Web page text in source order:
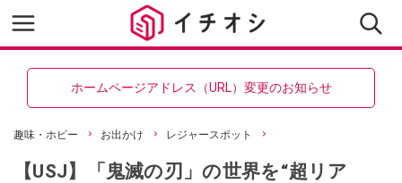
ホームページアドレス（URL）変更のお知らせ
趣味・ホビー お出かけ レジャースポット
【USJ】「鬼滅の刃」の世界を“超リア